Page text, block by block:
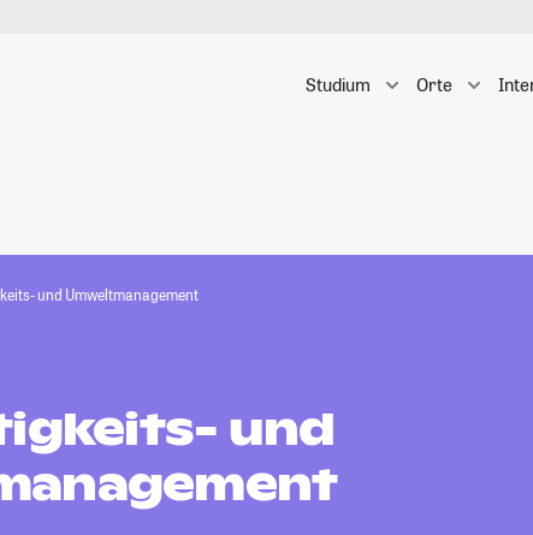
Studium Orte
und Umweltmanagement
und